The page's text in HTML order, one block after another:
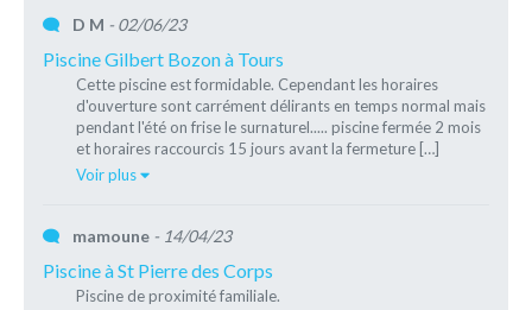
D M - 02/06/23
Piscine Gilbert Bozon à Tours
Cette piscine est formidable. Cependant les horaires
d'ouverture sont carrément délirants en temps normal mais
pendant l'été on frise le surnaturel..... piscine fermée 2 mois
et horaires raccourcis 15 jours avant la fermeture […]
Voir plus
mamoune - 14/04/23
Piscine à St Pierre des Corps
Piscine de proximité familiale.